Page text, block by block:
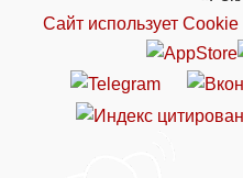
Сайт использует